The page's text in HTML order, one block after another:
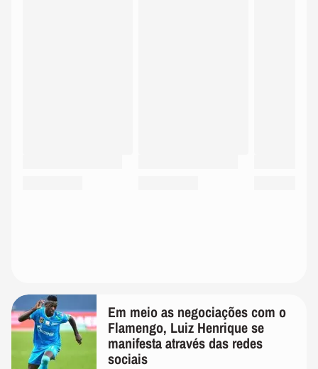
Em meio as negociações com o
Flamengo, Luiz Henrique se
manifesta através das redes
sociais